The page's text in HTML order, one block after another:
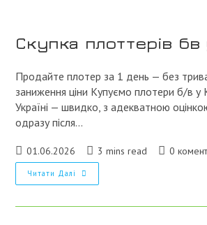
Скупка плоттерів бв
Продайте плотер за 1 день — без
заниження ціни Купуємо плотери б/в у
Україні — швидко, з адекватною
одразу після…
Запис
опубліковано:
01.06.2026
Час
читання:
3 mins read
Коментарі
0
Читати Далі Скупка
Плоттерів
У